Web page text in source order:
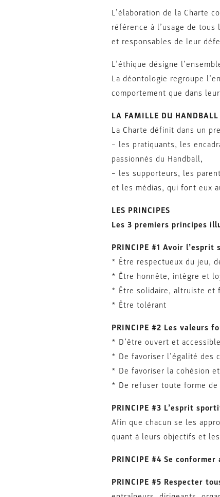
L’élaboration de la Charte
référence à l’usage de
et responsables de leur
L’éthique désigne
La déontologie regroupe
comportement que dans
LA FAMILLE DU HANDBALL
La Charte définit dans un
– les pratiquants, les
passionnés du Handball,
– les supporteurs, les
et les médias, qui font eux
LES PRINCIPES
Les 3 premiers principes
PRINCIPE #1 Avoir
* Être respectueux du jeu,
* Être honnête, intègre et
* Être solidaire, altruiste et
* Être tolérant
PRINCIPE #2 Les valeurs
* D’être ouvert et
* De favoriser l’égalité des
* De favoriser la cohésion
* De refuser toute forme de
PRINCIPE #3 L’esprit
Afin que chacun se les
quant à leurs objectifs et
PRINCIPE #4 Se
PRINCIPE #5 Respecter